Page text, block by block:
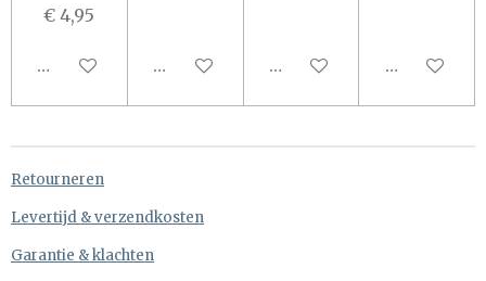
€ 4,95
Houd mij op de hoogte
In winkelwagenIn winkelwagen
In
Retourneren
Levertijd & verzendkosten
Garantie & klachten